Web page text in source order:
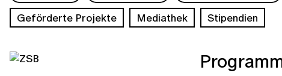
Geförderte Projekte
Mediathek Stipendien